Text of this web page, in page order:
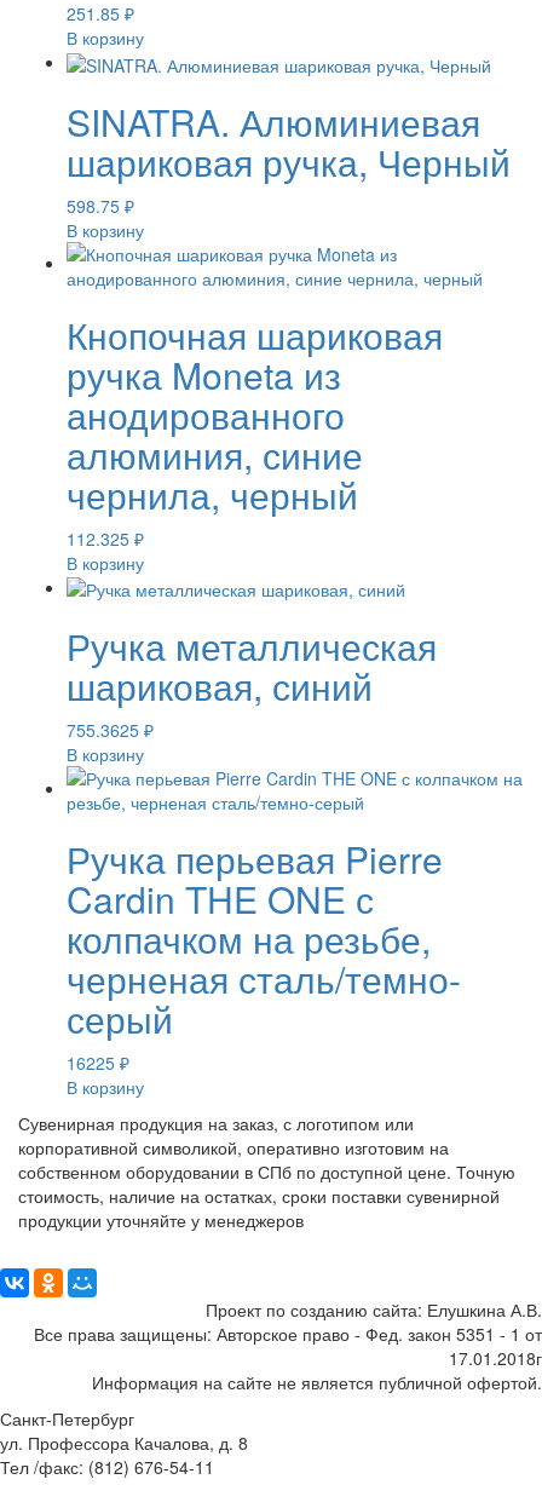
251.85 ₽
В корзину
SINATRA. Алюминиевая
шариковая ручка, Черный
598.75 ₽
В корзину
Кнопочная шариковая
ручка Moneta из
анодированного
алюминия, синие
чернила, черный
112.325 ₽
В корзину
Ручка металлическая
шариковая, синий
755.3625 ₽
В корзину
Ручка перьевая Pierre
Cardin THE ONE с
колпачком на резьбе,
черненая сталь/темно-
серый
16225 ₽
В корзину
Сувенирная продукция на заказ, с логотипом или
корпоративной символикой, оперативно изготовим на
собственном оборудовании в СПб по доступной цене. Точную
стоимость, наличие на остатках, сроки поставки сувенирной
продукции уточняйте у менеджеров
Проект по созданию сайта: Елушкина А.В.
Все права защищены: Авторское право - Фед. закон 5351 - 1 от
17.01.2018г
Информация на сайте не является публичной офертой.
Санкт-Петербург
ул. Профессора Качалова, д. 8
Тел /факс: (812) 676-54-11